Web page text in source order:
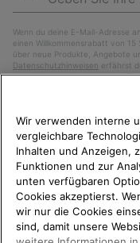
Wenn du deine E-Mail-Adresse
einen Willkommensrabatt von
über neue Produkte, Angebote
Datenschutzhinweisen erfährst
verarbeiten und wie du deine
Deutschland
Wir verwenden interne
vergleichbare
Inhalten und Anzeigen,
Funktionen und zur
unten verfügbaren
Cookies akzeptierst.
wir nur die Cookies
sind, damit unsere